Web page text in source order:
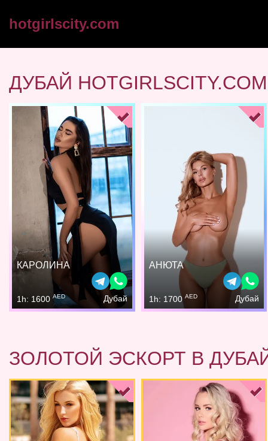
hotgirlscity.com
ДУБАЙ HOTGIRLSCITY.COM
КАРОЛИНА
1h: 1600 AED Дубай
АНЮТА
1h: 1700 AED Дубай
ЗОЛОТОЙ ЭСКОРТ В